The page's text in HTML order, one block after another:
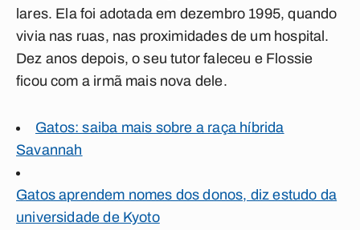
lares. Ela foi adotada em dezembro 1995, quando
vivia nas ruas, nas proximidades de um hospital.
Dez anos depois, o seu tutor faleceu e Flossie
ficou com a irmã mais nova dele.
Gatos: saiba mais sobre a raça híbrida
Savannah
Gatos aprendem nomes dos donos, diz estudo da
universidade de Kyoto